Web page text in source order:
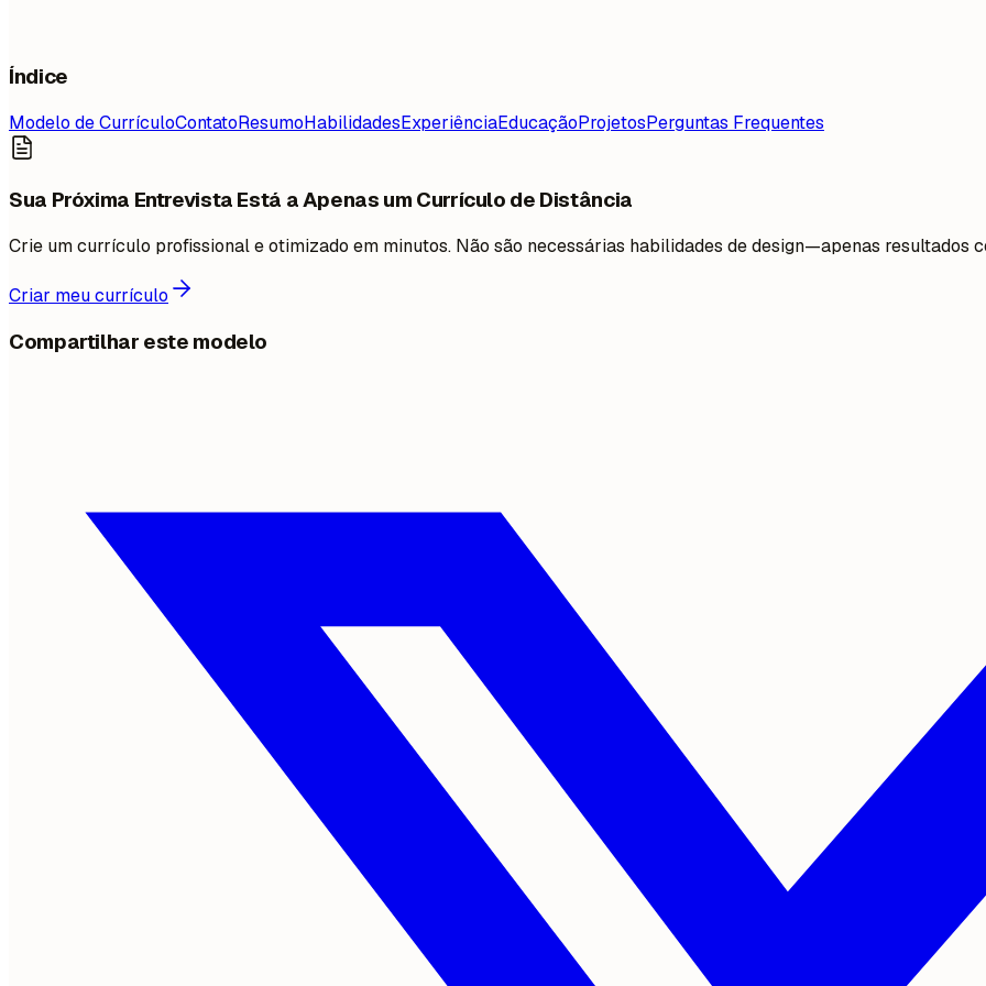
Índice
Modelo de CurrículoContatoResumoHabilidadesExperiênciaEducaçãoProjetosPerguntas Frequentes
Sua Próxima Entrevista Está a Apenas um Currículo de Distância
Crie um currículo profissional e otimizado em minutos. Não são necessárias habilidades de design—apenas resultados
Criar meu currículo
Compartilhar este modelo